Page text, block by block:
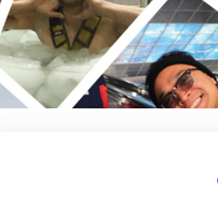
در یک
۱۲ آذر ۱۴۰۴